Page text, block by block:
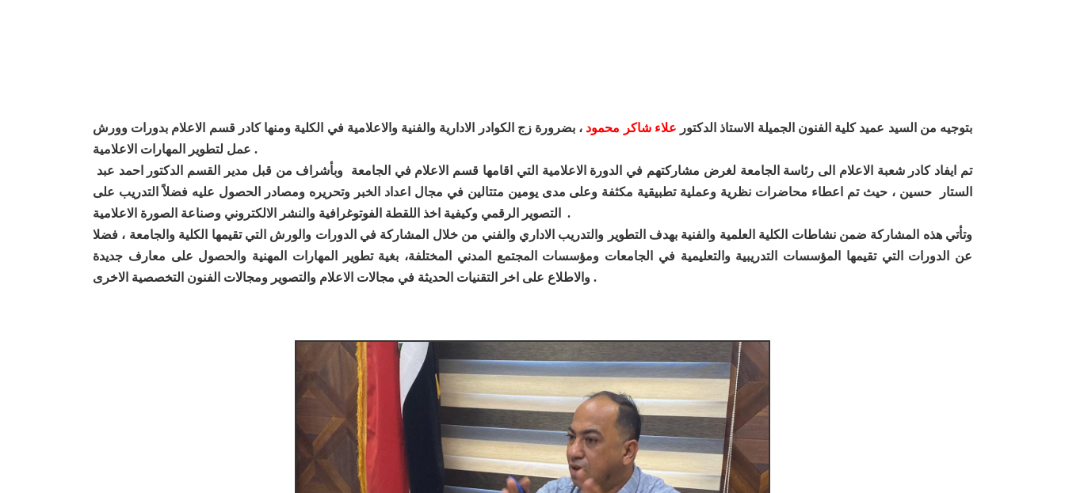
بتوجيه من السيد عميد كلية الفنون الجميلة الاستاذ الدكتور علاء شاكر محمود ، بضرورة زج الكوادر الادارية والفنية والاعلامية في الكلية ومنها كادر قسم الاعلام بدورات وورش
عمل لتطوير المهارات الاعلامية .
الستار حسين ، حيث تم اعطاء محاضرات نظرية وعملية تطبيقية مكثفة وعلى مدى يومين متتالين في مجال اعداد الخبر وتحريره ومصادر الحصول عليه فضلاً التدريب على
التصوير الرقمي وكيفية اخذ اللقطة الفوتوغرافية والنشر الالكتروني وصناعة الصورة الاعلامية .
وتأتي هذه المشاركة ضمن نشاطات الكلية العلمية والفنية بهدف التطوير والتدريب الاداري والفني من خلال المشاركة في الدورات والورش التي تقيمها الكلية والجامعة ، فضلا
عن الدورات التي تقيمها المؤسسات التدريبية والتعليمية في الجامعات ومؤسسات المجتمع المدني المختلفة، بغية تطوير المهارات المهنية والحصول على معارف جديدة
والاطلاع على اخر التقنيات الحديثة في مجالات الاعلام والتصوير ومجالات الفنون التخصصية الاخرى .